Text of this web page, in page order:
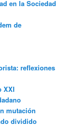
en la Sociedad
de
reflexiones
XXI
mutación
dividido